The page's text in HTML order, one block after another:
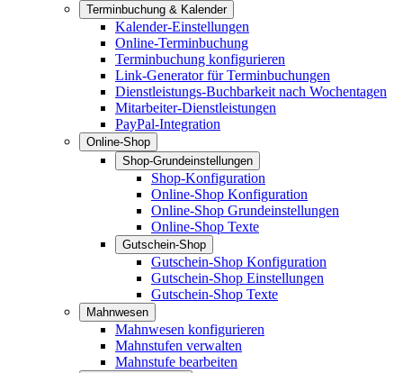
Terminbuchung & Kalender
Kalender-Einstellungen
Online-Terminbuchung
Terminbuchung konfigurieren
Link-Generator für Terminbuchungen
Dienstleistungs-Buchbarkeit nach Wochentagen
Mitarbeiter-Dienstleistungen
PayPal-Integration
Online-Shop
Shop-Grundeinstellungen
Shop-Konfiguration
Online-Shop Konfiguration
Online-Shop Grundeinstellungen
Online-Shop Texte
Gutschein-Shop
Gutschein-Shop Konfiguration
Gutschein-Shop Einstellungen
Gutschein-Shop Texte
Mahnwesen
Mahnwesen konfigurieren
Mahnstufen verwalten
Mahnstufe bearbeiten